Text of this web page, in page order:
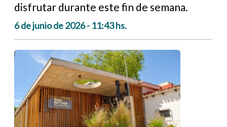
disfrutar durante este fin de semana.
6 de junio de 2026 - 11:43 hs.